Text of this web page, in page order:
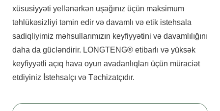
xüsusiyyəti yellənərkən uşağınız üçün maksimum
təhlükəsizliyi təmin edir və davamlı və etik istehsala
sadiqliyimiz məhsullarımızın keyfiyyətini və davamlılığını
daha da gücləndirir. LONGTENG® etibarlı və yüksək
keyfiyyətli açıq hava oyun avadanlıqları üçün müraciət
etdiyiniz İstehsalçı və Təchizatçıdır.